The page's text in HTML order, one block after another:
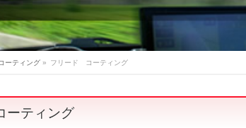
ーティング » フリード コーティング
ティング